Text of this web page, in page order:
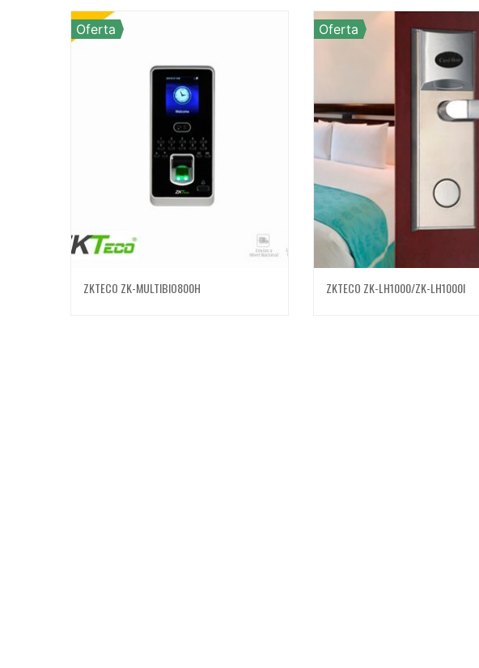
Oferta
ZKTECO ZK-MULTIBIO800H
Oferta
ZKTECO ZK-LH1000/ZK-LH1000I